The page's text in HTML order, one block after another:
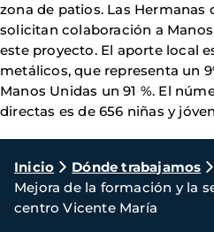
zona de patios. Las Hermanas
solicitan colaboración a
este proyecto. El aporte local
metálicos, que representa un
Manos Unidas un 91 %. El
directas es de 656 niñas y
Ruta
de
navegación
Inicio Dónde trabajamos
Mejora de la formación y la
centro Vicente María